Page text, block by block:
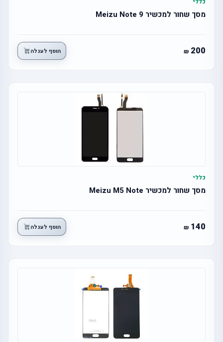
כללי
מסך שחור למכשיר 9 Meizu Note
200 הוסף לעגלה
כללי
מסך שחור למכשיר Meizu M5 Note
140 הוסף לעגלה